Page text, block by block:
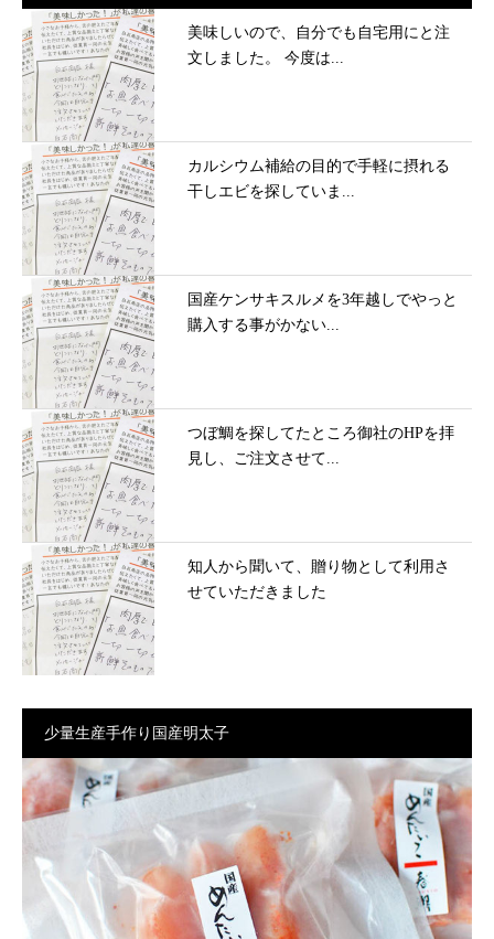
美味しいので、自分でも自宅用にと注
文しました。 今度は...
カルシウム補給の目的で手軽に摂れる
干しエビを探していま...
国産ケンサキスルメを3年越しでやっと
購入する事がかない...
つぼ鯛を探してたところ御社のHPを拝
見し、ご注文させて...
知人から聞いて、贈り物として利用さ
せていただきました
少量生産手作り国産明太子